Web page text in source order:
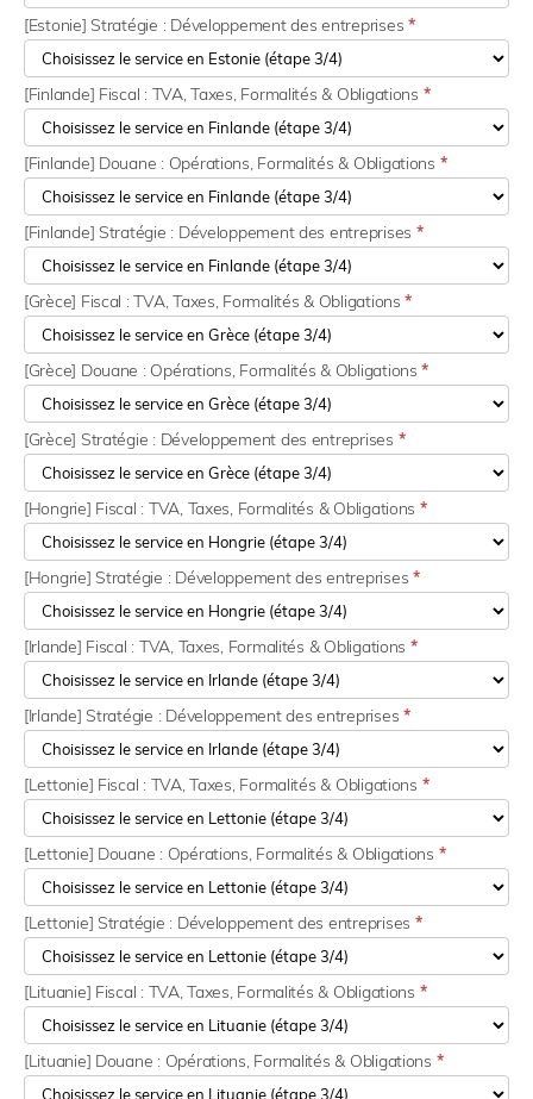
[Estonie] Stratégie : Développement des entreprises *
[Finlande] Fiscal : TVA, Taxes, Formalités & Obligations *
[Finlande] Douane : Opérations, Formalités & Obligations *
[Finlande] Stratégie : Développement des entreprises *
[Grèce] Fiscal : TVA, Taxes, Formalités & Obligations*
[Grèce] Douane : Opérations, Formalités & Obligations*
[Grèce] Stratégie : Développement des entreprises *
[Hongrie] Fiscal : TVA, Taxes, Formalités & Obligations *
[Hongrie] Stratégie : Développement des entreprises *
[Irlande] Fiscal : TVA, Taxes, Formalités & Obligations *
[Irlande] Stratégie : Développement des entreprises *
[Lettonie] Fiscal : TVA, Taxes, Formalités & Obligations *
[Lettonie] Douane : Opérations, Formalités & Obligations *
[Lettonie] Stratégie : Développement des entreprises *
[Lituanie] Fiscal : TVA, Taxes, Formalités & Obligations *
[Lituanie] Douane : Opérations, Formalités & Obligations *